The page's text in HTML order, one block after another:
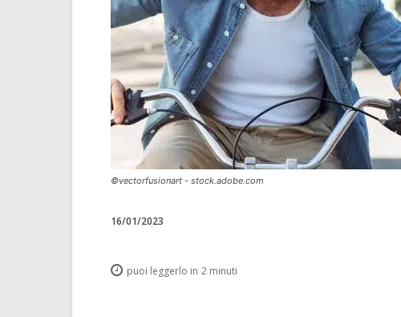
©vectorfusionart - stock.adobe.com
16/01/2023
puoi leggerlo in 2 minuti